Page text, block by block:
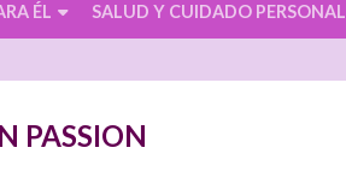
ÉL SALUD Y CUIDADO PERSONAL
PASSION